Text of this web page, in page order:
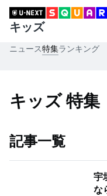
キッズ
ニュース特集ランキング
キッズ 特集
記事一覧
宇
な